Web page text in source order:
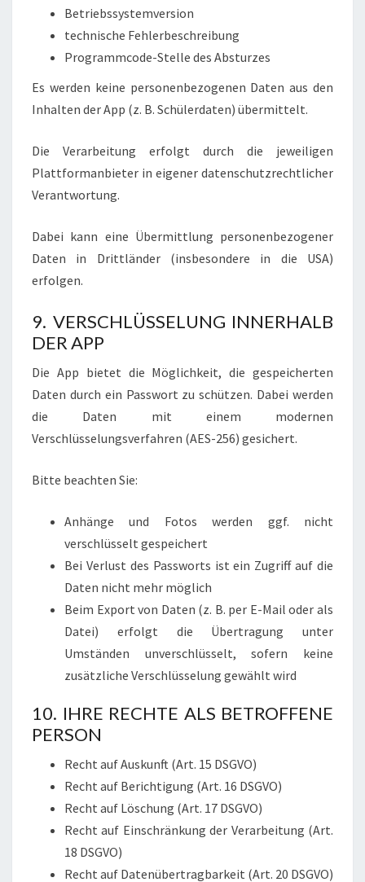
Betriebssystemversion
technische Fehlerbeschreibung
Programmcode-Stelle des Absturzes
Es werden keine personenbezogenen Daten aus den
Inhalten der App (z. B. Schülerdaten) übermittelt.
Die Verarbeitung erfolgt durch die jeweiligen
Plattformanbieter in eigener datenschutzrechtlicher
Verantwortung.
Dabei kann eine Übermittlung personenbezogener
Daten in Drittländer (insbesondere in die USA)
erfolgen.
9. VERSCHLÜSSELUNG INNERHALB
DER APP
Die App bietet die Möglichkeit, die gespeicherten
Daten durch ein Passwort zu schützen. Dabei werden
die Daten mit einem modernen
Verschlüsselungsverfahren (AES-256) gesichert.
Bitte beachten Sie:
Anhänge und Fotos werden ggf. nicht
verschlüsselt gespeichert
Bei Verlust des Passworts ist ein Zugriff auf die
Daten nicht mehr möglich
Beim Export von Daten (z. B. per E-Mail oder als
Datei) erfolgt die Übertragung unter
Umständen unverschlüsselt, sofern keine
zusätzliche Verschlüsselung gewählt wird
10. IHRE RECHTE ALS BETROFFENE
PERSON
Recht auf Auskunft (Art. 15 DSGVO)
Recht auf Berichtigung (Art. 16 DSGVO)
Recht auf Löschung (Art. 17 DSGVO)
Recht auf Einschränkung der Verarbeitung (Art.
18 DSGVO)
Recht auf Datenübertragbarkeit (Art. 20 DSGVO)